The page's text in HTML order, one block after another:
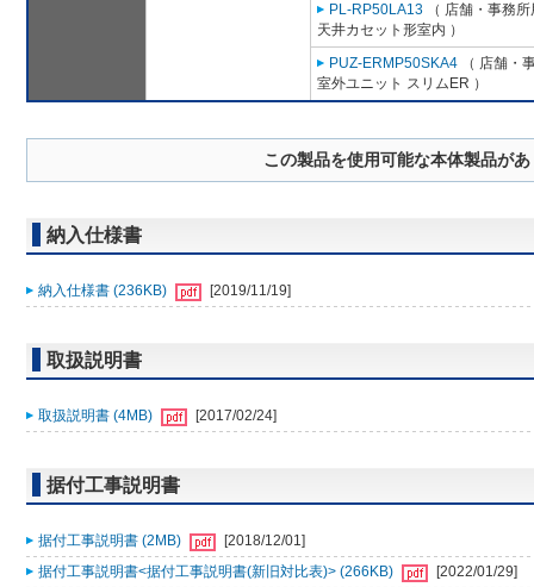
PL-RP50LA13 （ 店舗・事務
天井カセット形室内 ）
PUZ-ERMP50SKA4 （ 店舗・
室外ユニット スリムER ）
この製品を使用可能な本体製品が
納入仕様書
納入仕様書 (236KB) [2019/11/19]
取扱説明書
取扱説明書 (4MB) [2017/02/24]
据付工事説明書
据付工事説明書 (2MB)
[2018/12/01]
据付工事説明書<据付工事説明書(新旧対比表)> (266KB)
[2022/01/29]